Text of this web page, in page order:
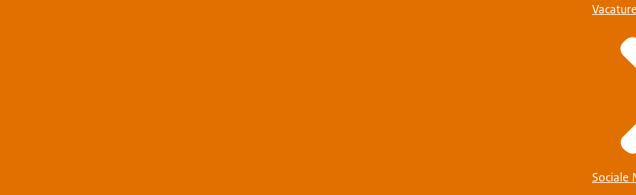
Sociale